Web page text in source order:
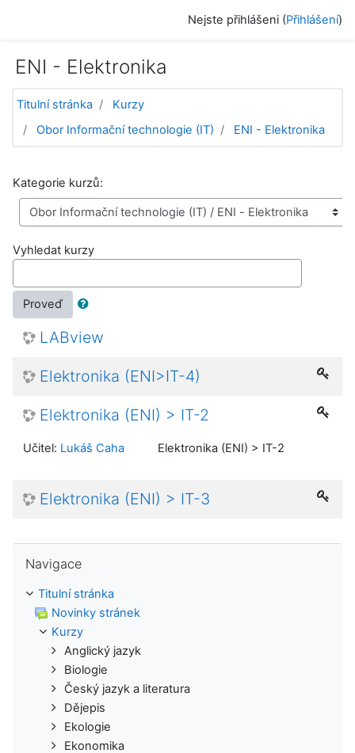
Nejste přihlášeni (Přihlášení)
ENI - Elektronika
Titulní stránka
Kurzy
Obor Informační technologie (IT)
ENI - Elektronika
Kategorie kurzů:
Vyhledat kurzy
Proveď
LABview
Elektronika (ENI>IT-4)
Elektronika (ENI) > IT-2
Elektronika (ENI) > IT-2
Učitel: Lukáš Caha
Elektronika (ENI) > IT-3
Navigace
Titulní stránka
Novinky stránek
Kurzy
Anglický jazyk
Biologie
Český jazyk a literatura
Dějepis
Ekologie
Ekonomika